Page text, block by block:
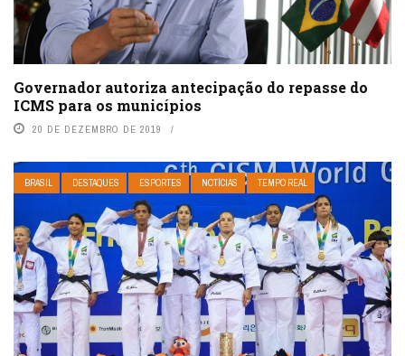
Governador autoriza antecipação do repasse do
ICMS para os municípios
20 DE DEZEMBRO DE 2019
BRASIL DESTAQUES ESPORTES NOTÍCIAS TEMPO REAL